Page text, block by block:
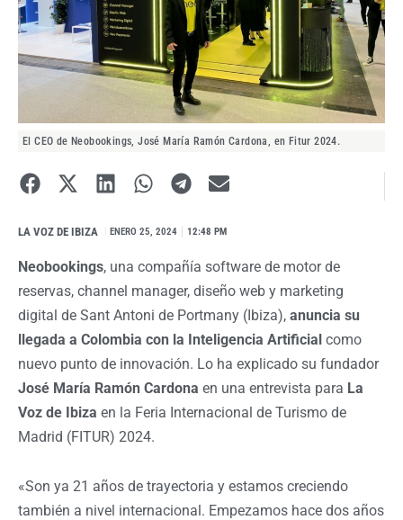
El CEO de Neobookings, José María Ramón Cardona, en Fitur 2024.
LA VOZ DE IBIZA ENERO 25, 2024 12:48 PM
Neobookings, una compañía software de motor de
reservas, channel manager, diseño web y marketing
digital de Sant Antoni de Portmany (Ibiza), anuncia su
llegada a Colombia con la Inteligencia Artificial como
nuevo punto de innovación. Lo ha explicado su fundador
José María Ramón Cardona en una entrevista para La
Voz de Ibiza en la Feria Internacional de Turismo de
Madrid (FITUR) 2024.
«Son ya 21 años de trayectoria y estamos creciendo
también a nivel internacional. Empezamos hace dos años